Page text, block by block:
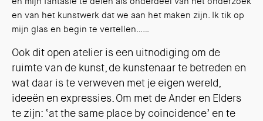
en van het kunstwerk dat we aan het maken zijn. Ik tik op
mijn glas en begin te vertellen……
Ook dit open atelier is een uitnodiging om de
ruimte van de kunst, de kunstenaar te betreden en
wat daar is te verweven met je eigen wereld,
ideeën en expressies. Om met de Ander en Elders
te zijn: ‘at the same place by coincidence’ en te